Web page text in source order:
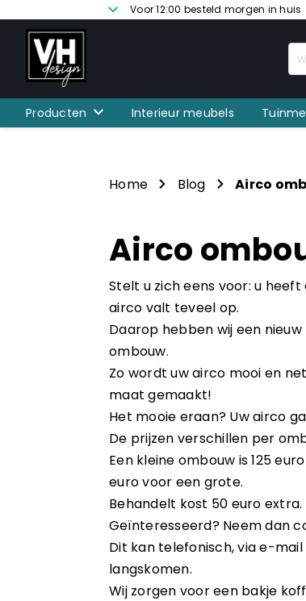
Voor 12:00 besteld morgen in huis
Producten Interieur meubels
Home Blog Airco
Airco
Stelt u zich eens voor: u
airco valt teveel op.
Daarop hebben wij een
ombouw.
Zo wordt uw airco mooi en
maat gemaakt!
Het mooie eraan? Uw airco
De prijzen verschillen per
Een kleine ombouw is 125
euro voor een grote.
Behandelt kost 50 euro extra.
Geïnteresseerd? Neem dan
Dit kan telefonisch, via e-
langskomen.
Wij zorgen voor een bakje